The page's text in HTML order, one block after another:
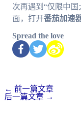
次再遇到“仅限中
面，打开番茄加速
Spread the love
← 前一篇文章
后一篇文章 →